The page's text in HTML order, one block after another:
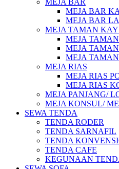
MEJA BAR
MEJA BAR
MEJA BAR
MEJA TAMAN
MEJA
MEJA
MEJA TAMAN
MEJA RIAS
MEJA RIAS
MEJA RIAS
MEJA PANJANG/
MEJA KONSUL/
SEWA TENDA
TENDA RODER
TENDA SARNAFIL
TENDA
TENDA CAFE
KEGUNAAN